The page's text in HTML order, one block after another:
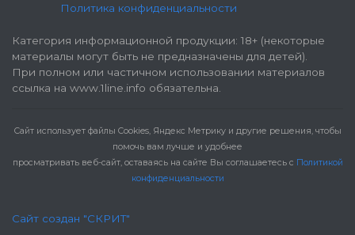
Политика конфиденциальности
Категория информационной продукции: 18+ (некоторые
материалы могут быть не предназначены для детей).
При полном или частичном использовании материалов
ссылка на www.1line.info обязательна.
Cайт использует файлы Cookies, Яндекс Метрику и другие решения, чтобы
помочь вам лучше и удобнее
просматривать веб-сайт, оставаясь на сайте Вы соглашаетесь с Политикой
конфиденциальности
Сайт создан "СКРИТ"